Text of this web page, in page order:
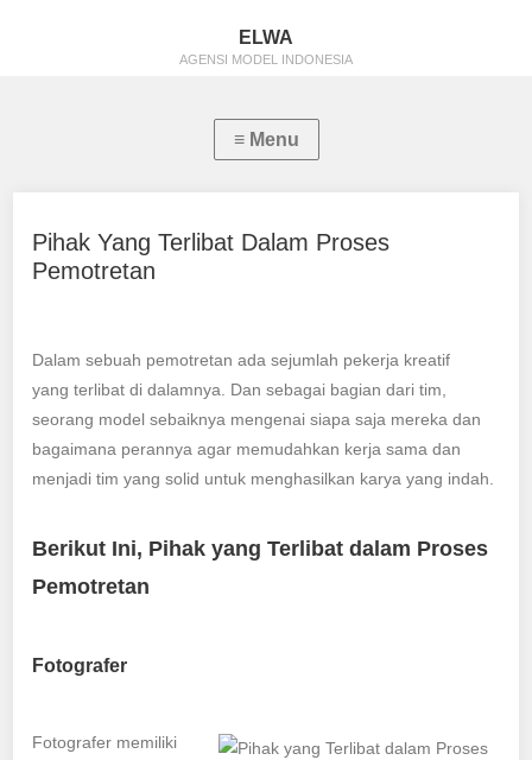
ELWA
AGENSI MODEL INDONESIA
Pihak Yang Terlibat Dalam Proses
Pemotretan
Dalam sebuah pemotretan ada sejumlah pekerja kreatif
yang terlibat di dalamnya. Dan sebagai bagian dari tim,
seorang model sebaiknya mengenai siapa saja mereka dan
bagaimana perannya agar memudahkan kerja sama dan
menjadi tim yang solid untuk menghasilkan karya yang indah.
Berikut Ini, Pihak yang Terlibat dalam Proses
Pemotretan
Fotografer
Fotografer memiliki